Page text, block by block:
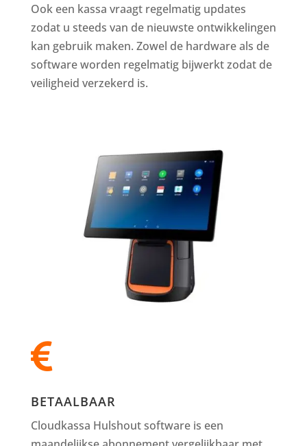
Ook een kassa vraagt regelmatig updates
zodat u steeds van de nieuwste ontwikkelingen
kan gebruik maken. Zowel de hardware als de
software worden regelmatig bijwerkt zodat de
veiligheid verzekerd is.

BETAALBAAR
Cloudkassa Hulshout software is een